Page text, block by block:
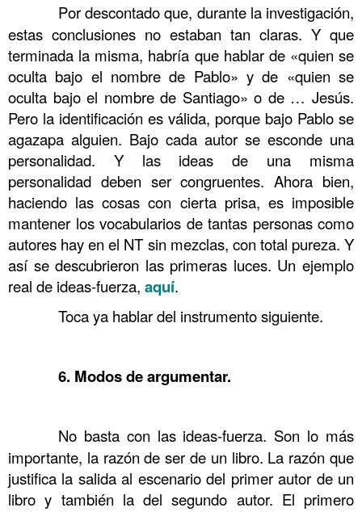
Por descontado que, durante la investigación,
estas conclusiones no estaban tan claras. Y que
terminada la misma, habría que hablar de «quien se
oculta bajo el nombre de Pablo» y de «quien se
oculta bajo el nombre de Santiago» o de … Jesús.
Pero la identificación es válida, porque bajo Pablo se
agazapa alguien. Bajo cada autor se esconde una
personalidad. Y las ideas de una misma
personalidad deben ser congruentes. Ahora bien,
haciendo las cosas con cierta prisa, es imposible
mantener los vocabularios de tantas personas como
autores hay en el NT sin mezclas, con total pureza. Y
así se descubrieron las primeras luces. Un ejemplo
real de ideas-fuerza, aquí.
Toca ya hablar del instrumento siguiente.
6. Modos de argumentar.
No basta con las ideas-fuerza. Son lo más
importante, la razón de ser de un libro. La razón que
justifica la salida al escenario del primer autor de un
libro y también la del segundo autor. El primero